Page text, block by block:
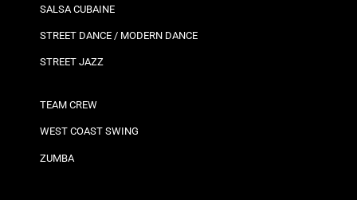
SALSA CUBAINE
STREET DANCE / MODERN DANCE
STREET JAZZ
TEAM CREW
WEST COAST SWING
ZUMBA